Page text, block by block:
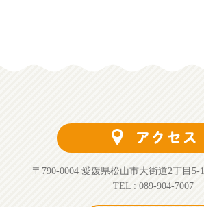
〒790-0004 愛媛県松山市大街道2丁目5-
TEL : 089-904-7007